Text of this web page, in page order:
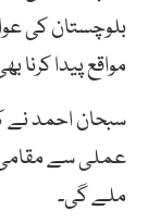
بلوچستان کی
مواقع پیدا
سبحان احمد
عملی سے مقامی
ملے گی۔